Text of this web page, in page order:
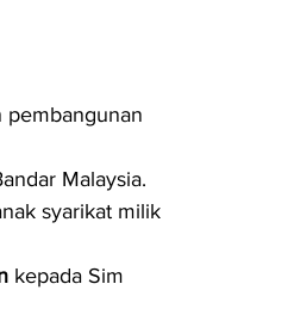
pembangunan
Malaysia.
syarikat milik
kepada Sim